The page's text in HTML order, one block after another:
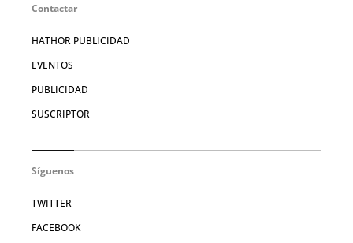
Contactar
HATHOR PUBLICIDAD
EVENTOS
PUBLICIDAD
SUSCRIPTOR
Síguenos
TWITTER
FACEBOOK